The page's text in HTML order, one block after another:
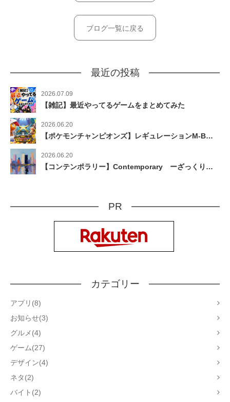
ブログ一覧に戻る
最近の投稿
2026.07.09
【雑記】最近やってるゲームをまとめてみた
2026.06.20
【ポケモンチャンピオンズ】レギュレーションM-Bで増えたメガシンカポケモンざっくりまとめ！【スマホ版リリース】
2026.06.20
【コンテンポラリー】Contemporary ーざっくり辞書ー
PR
カテゴリー
アプリ(8)
お知らせ(3)
グルメ(4)
ゲーム(27)
デザイン(4)
ネタ(2)
バイト(2)